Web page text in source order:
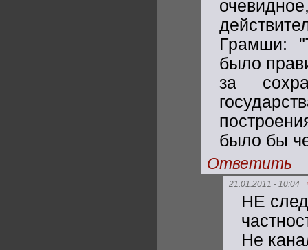
Грамши:
было
за
было бы
Ответить
21.01.2011 - 10:04
НЕ
Не